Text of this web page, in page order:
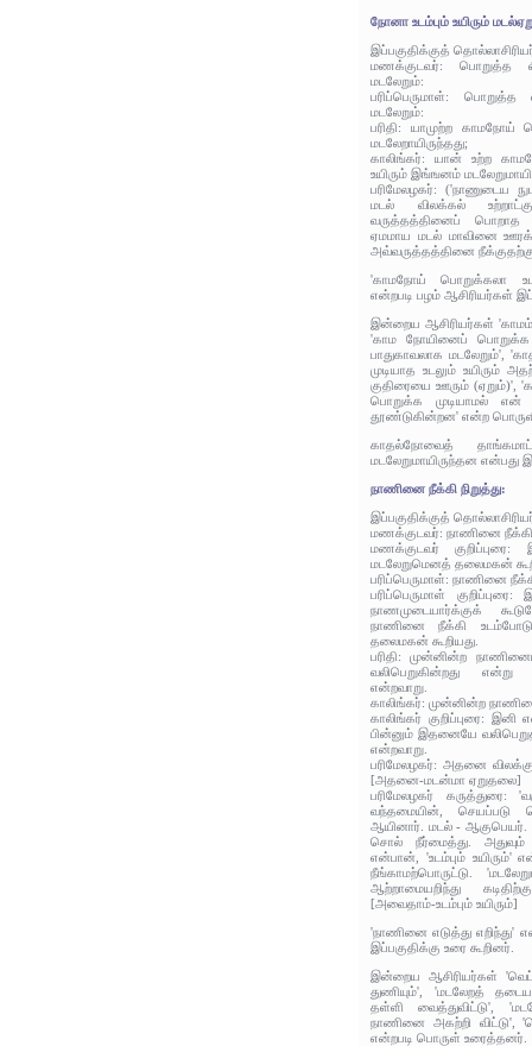
நோனா உடம்பும் உயிரும்
இப்பகுதிக்குத்
மணக்குடவர்: பொறுத்த
மடலேறும்:
பரிப்பெருமாள்: பொறுத்த
மடலேறும்:
பரிதி: யாமுற்ற காமநோய்
மடலேறாயிருந்தது;
காலிங்கர்: யான் உற்ற
உயிரும் இங்ஙனம்
பரிமேலழகர்: ('நாணுடைய
மடல் விலக்கல்
வருத்தத்தினைப் பொறாத
ஏமமாய மடல் மாவினை
அவ்வருத்தத்தினை
'காமநோய் பொறுக்கலா
என்றபடி பழம் ஆசிரியர்கள்
இன்றைய ஆசிரியர்கள் 'காமம்
'காம நோயினைப் பொறுக்க
பாதுகாவலாக மடலேறும்',
முடியாத உடலும் உயிரும்
குதிரையை ஊரும்
பொறுக்க முடியாமல் என்
தூண்டுகின்றன' என்ற
காதல்நோவைத்
மடலேறுமாயிருந்தன என்பது
நாணினை நீக்கி நிறுத்து:
இப்பகுதிக்குத்
மணக்குடவர்: நாணினை நீக்கி
மணக்குடவர் குறிப்புரை:
மடலேறுமெனத் தலைமகன்
பரிப்பெருமாள்: நாணினை
பரிப்பெருமாள்
நாணமுடையார்க்குக்
நாணினை நீக்கி
தலைமகன் கூறியது.
பரிதி: முன்னின்ற
வலிபெறுகின்றது
என்றவாறு.
காலிங்கர்: முன்னின்ற
காலிங்கர் குறிப்புரை:
பின்னும் இதனையே
என்றவாறு.
பரிமேலழகர்: அதனை
[அதனை-மடன்மா ஏறுதலை]
பரிமேலழகர் கருத்துரை:
வந்தமையின், செயப்படு
ஆயினார். மடல் - ஆகுபெயர்.
சொல் நீர்மைத்து. அதுவும்
என்பான், 'உடம்பும்
நீங்காமற்பொருட்டு.
ஆற்றாமையறிந்து
[அவைதாம்-உடம்பும் உயிரும்]
'நாணினை எடுத்து எறிந்து'
இப்பகுதிக்கு உரை கூறினர்.
இன்றைய ஆசிரியர்கள்
துணியும்', 'மடலேறத்
தள்ளி வைத்துவிட்டு',
நாணினை அகற்றி விட்டு',
என்றபடி பொருள் உரைத்தனர்.